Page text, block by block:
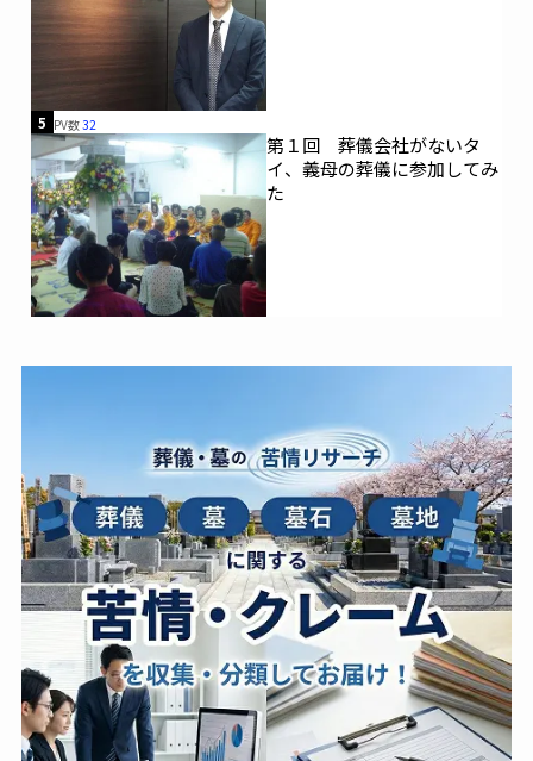
5 PV数32
第１回 葬儀会社がないタ
イ、義母の葬儀に参加してみ
た